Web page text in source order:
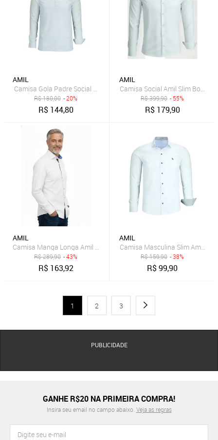
AMIL
Camisa Gola Padre Social Manga Longa de algodão Original Amil
R$180,00 - 20%
R$ 144,80
AMIL
Camisa Social Amil Slim Bond
R$399,90 - 55%
R$ 179,90
AMIL
Camisa Manga Longa Amil Cinema Modelagem Slim Tecido Liso
R$289,90 - 43%
R$ 163,92
AMIL
Camisa Masculina Slim Amil
R$159,90 - 38%
R$99,90
1 2 3
PUBLICIDADE
GANHE R$20 NA PRIMEIRA COMPRA!
Insira seu email no campo abaixo. Veja as regras